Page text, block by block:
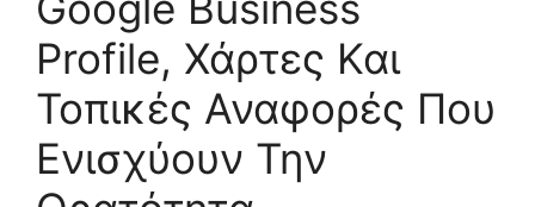
Profile, Χάρτες Και
Τοπικές Αναφορές Που
Ενισχύουν Την